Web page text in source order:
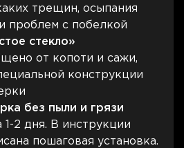
трещин, осыпания
проблем с побелкой
стекло»
от копоти и сажи,
конструкции
без пыли и грязи
1-2 дня. В инструкции
пошаговая установка.